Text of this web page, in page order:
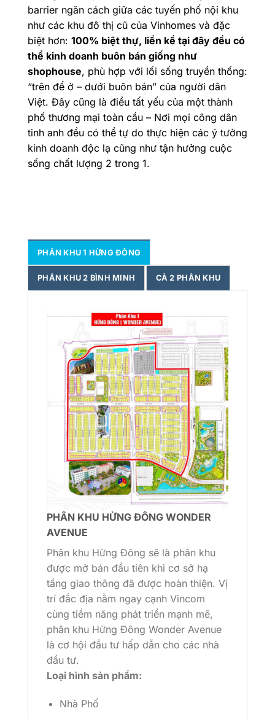
barrier ngăn cách giữa các tuyến phố nội khu
như các khu đô thị cũ của Vinhomes và đặc
biệt hơn: 100% biệt thự, liền kề tại đây đều có
thể kinh doanh buôn bán giống như
shophouse, phù hợp với lối sống truyền thống:
“trên để ở – dưới buôn bán” của người dân
Việt. Đây cũng là điều tất yếu của một thành
phố thương mại toàn cầu – Nơi mọi công dân
tinh anh đều có thể tự do thực hiện các ý tưởng
kinh doanh độc lạ cũng như tận hưởng cuộc
sống chất lượng 2 trong 1.
PHÂN KHU 1 HỪNG ĐÔNG
PHÂN KHU 2 BÌNH MINH CẢ 2 PHÂN KHU
PHÂN KHU HỪNG ĐÔNG WONDER
AVENUE
Phân khu Hừng Đông sẽ là phân khu
được mở bán đầu tiên khi cơ sở hạ
tầng giao thông đã được hoàn thiện. Vị
trí đắc địa nằm ngay cạnh Vincom
cùng tiềm năng phát triển mạnh mẽ,
phân khu Hừng Đông Wonder Avenue
là cơ hội đầu tư hấp dẫn cho các nhà
đầu tư.
Loại hình sản phẩm:
Nhà Phố